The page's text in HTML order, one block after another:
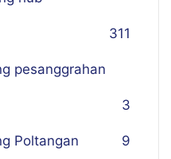
311
pesanggrahan
3
Poltangan 9